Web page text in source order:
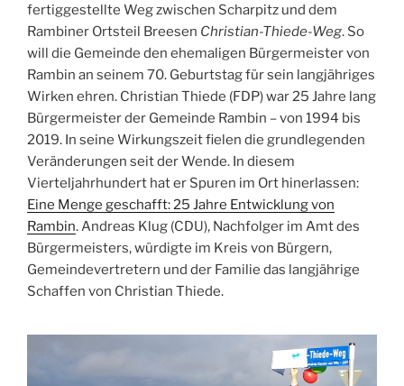
fertiggestellte Weg zwischen Scharpitz und dem
Rambiner Ortsteil Breesen Christian-Thiede-Weg. So
will die Gemeinde den ehemaligen Bürgermeister von
Rambin an seinem 70. Geburtstag für sein langjähriges
Wirken ehren. Christian Thiede (FDP) war 25 Jahre lang
Bürgermeister der Gemeinde Rambin – von 1994 bis
2019. In seine Wirkungszeit fielen die grundlegenden
Veränderungen seit der Wende. In diesem
Vierteljahrhundert hat er Spuren im Ort hinerlassen:
Eine Menge geschafft: 25 Jahre Entwicklung von
Rambin. Andreas Klug (CDU), Nachfolger im Amt des
Bürgermeisters, würdigte im Kreis von Bürgern,
Gemeindevertretern und der Familie das langjährige
Schaffen von Christian Thiede.